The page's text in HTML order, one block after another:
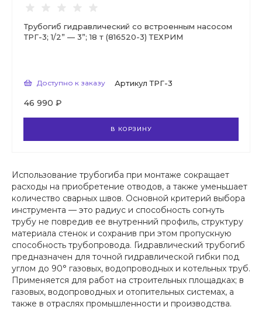
Трубогиб гидравлический со встроенным насосом
ТРГ-3; 1/2” — 3”; 18 т (816520-3) ТЕХРИМ
Доступно к заказу Артикул ТРГ-3
46 990 ₽
В КОРЗИНУ
Использование трубогиба при монтаже сокращает
расходы на приобретение отводов, а также уменьшает
количество сварных швов. Основной критерий выбора
инструмента — это радиус и способность согнуть
трубу не повредив ее внутренний профиль, структуру
материала стенок и сохранив при этом пропускную
способность трубопровода. Гидравлический трубогиб
предназначен для точной гидравлической гибки под
углом до 90° газовых, водопроводных и котельных труб.
Применяется для работ на строительных площадках; в
газовых, водопроводных и отопительных системах, а
также в отраслях промышленности и производства.